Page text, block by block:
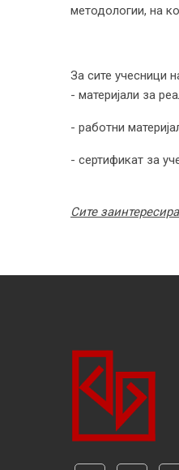
методологии, на
За сите
- материјали за
- работни
- сертификат за
Сите